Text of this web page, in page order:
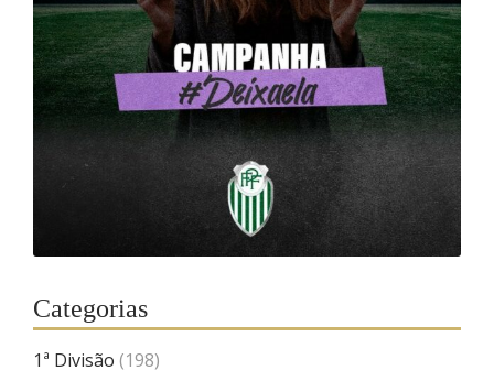
Categorias
1ª Divisão (198)